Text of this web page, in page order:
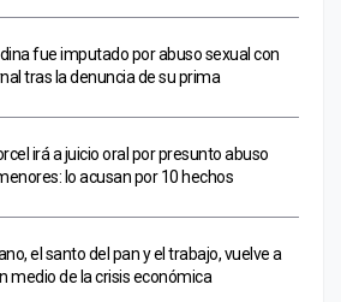
fue imputado por abuso sexual con
tras la denuncia de su prima
irá a juicio oral por presunto abuso
lo acusan por 10 hechos
el santo del pan y el trabajo, vuelve a
medio de la crisis económica